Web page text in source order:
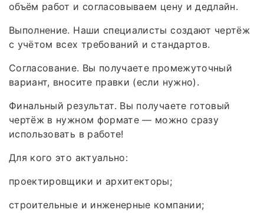
объём работ и согласовываем цену и дедлайн.
Выполнение. Наши специалисты создают чертёж
с учётом всех требований и стандартов.
Согласование. Вы получаете промежуточный
вариант, вносите правки (если нужно).
Финальный результат. Вы получаете готовый
чертёж в нужном формате — можно сразу
использовать в работе!
Для кого это актуально:
проектировщики и архитекторы;
строительные и инженерные компании;